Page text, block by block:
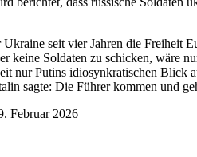
seit vier Jahren die Freiheit
keine Soldaten zu schicken,
nur Putins idiosynkratischen Blick
sagte: Die Führer kommen und
Februar 2026